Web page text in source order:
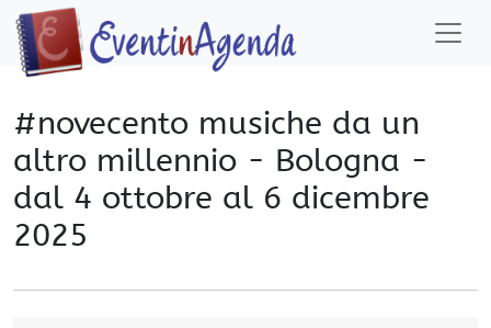
#novecento musiche da un
altro millennio - Bologna -
dal 4 ottobre al 6 dicembre
2025